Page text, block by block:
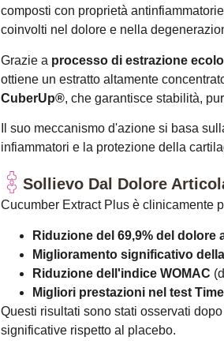
composti con proprietà
coinvolti nel dolore e nella
Grazie a processo di estrazione
ottiene un estratto altamente
CuberUp®, che garantisce stabilità,
Il suo meccanismo d'azione si basa
infiammatori e la protezione della
Sollievo Dal Dolore
Cucumber Extract Plus è clinicamente
Riduzione del 69,9% del dolore
Miglioramento significativo
Riduzione dell'indice WOMAC
Migliori prestazioni nel test
Questi risultati sono stati osservati
significative rispetto al placebo.